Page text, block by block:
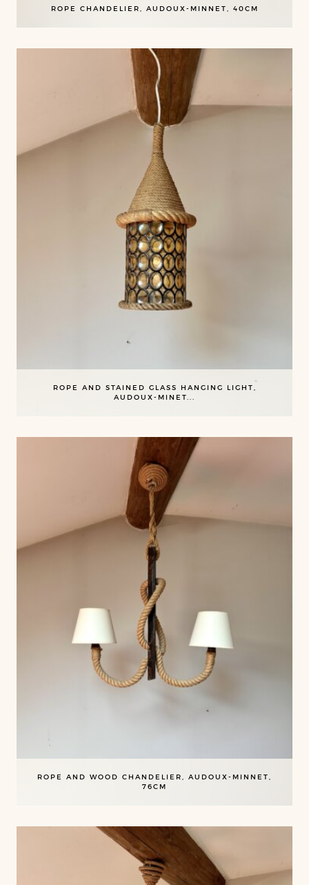
ROPE CHANDELIER, AUDOUX-MINNET, 40CM
ROPE AND STAINED GLASS HANGING LIGHT,
AUDOUX-MINET...
ROPE AND WOOD CHANDELIER, AUDOUX-MINNET,
76CM